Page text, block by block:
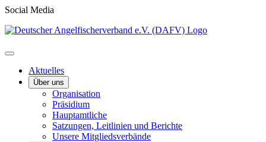
Social Media
Aktuelles
Über uns
Organisation
Präsidium
Hauptamtliche
Satzungen, Leitlinien und Berichte
Unsere Mitgliedsverbände